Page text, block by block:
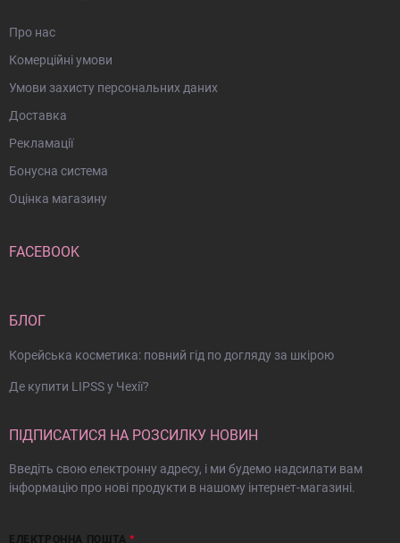
Про нас
Комерційні умови
Умови захисту персональних даних
Доставка
Рекламації
Бонусна система
Оцінка магазину
FACEBOOK
БЛОГ
Корейська косметика: повний гід по догляду за шкірою
Де купити LIPSS у Чехії?
ПІДПИСАТИСЯ НА РОЗСИЛКУ НОВИН
Введіть свою електронну адресу, і ми будемо надсилати вам
інформацію про нові продукти в нашому інтернет-магазині.
ЕЛЕКТРОННА ПОШТА